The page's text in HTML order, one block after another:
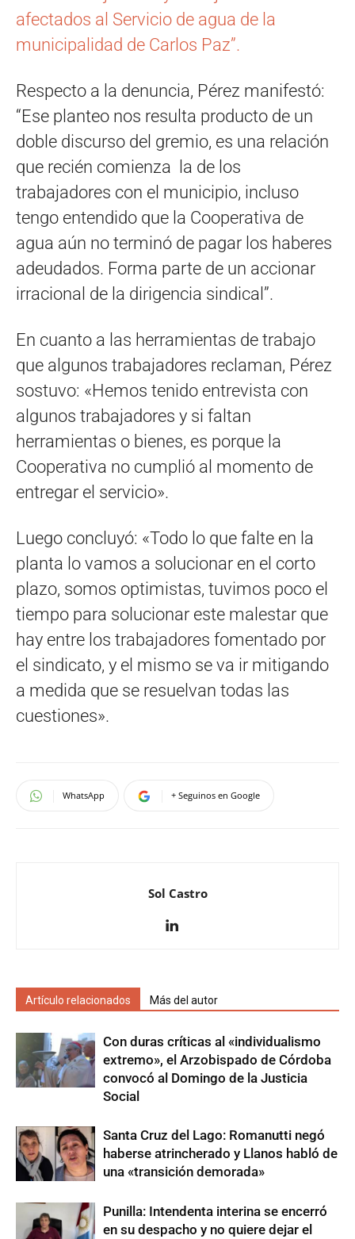
afectados al Servicio de agua de la
municipalidad de Carlos Paz”.
Respecto a la denuncia, Pérez manifestó:
“Ese planteo nos resulta producto de un
doble discurso del gremio, es una relación
que recién comienza la de los
trabajadores con el municipio, incluso
tengo entendido que la Cooperativa de
agua aún no terminó de pagar los haberes
adeudados. Forma parte de un accionar
irracional de la dirigencia sindical”.
En cuanto a las herramientas de trabajo
que algunos trabajadores reclaman, Pérez
sostuvo: «Hemos tenido entrevista con
algunos trabajadores y si faltan
herramientas o bienes, es porque la
Cooperativa no cumplió al momento de
entregar el servicio».
Luego concluyó: «Todo lo que falte en la
planta lo vamos a solucionar en el corto
plazo, somos optimistas, tuvimos poco el
tiempo para solucionar este malestar que
hay entre los trabajadores fomentado por
el sindicato, y el mismo se va ir mitigando
a medida que se resuelvan todas las
cuestiones».
WhatsApp + Seguinos en Google
Sol Castro
Artículo relacionados Más del autor
Con duras críticas al «individualismo
extremo», el Arzobispado de Córdoba
convocó al Domingo de la Justicia
Social
Santa Cruz del Lago: Romanutti negó
haberse atrincherado y Llanos habló de
una «transición demorada»
Punilla: Intendenta interina se encerró
en su despacho y no quiere dejar el